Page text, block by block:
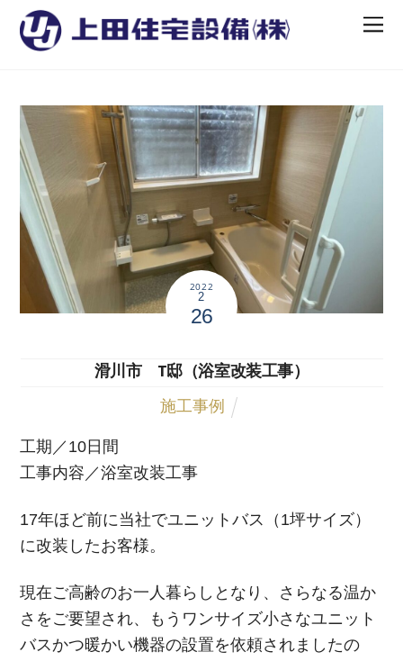
2022
2
26
滑川市 T邸（浴室改装工事）
施工事例
工期／10日間
工事内容／浴室改装工事
17年ほど前に当社でユニットバス（1坪サイズ）
に改装したお客様。
現在ご高齢のお一人暮らしとなり、さらなる温か
さをご要望され、もうワンサイズ小さなユニット
バスかつ暖かい機器の設置を依頼されましたの